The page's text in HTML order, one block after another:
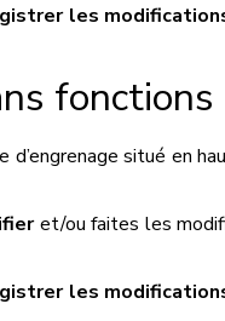
les
fonctions
d’engrenage situé en
et/ou faites les
les